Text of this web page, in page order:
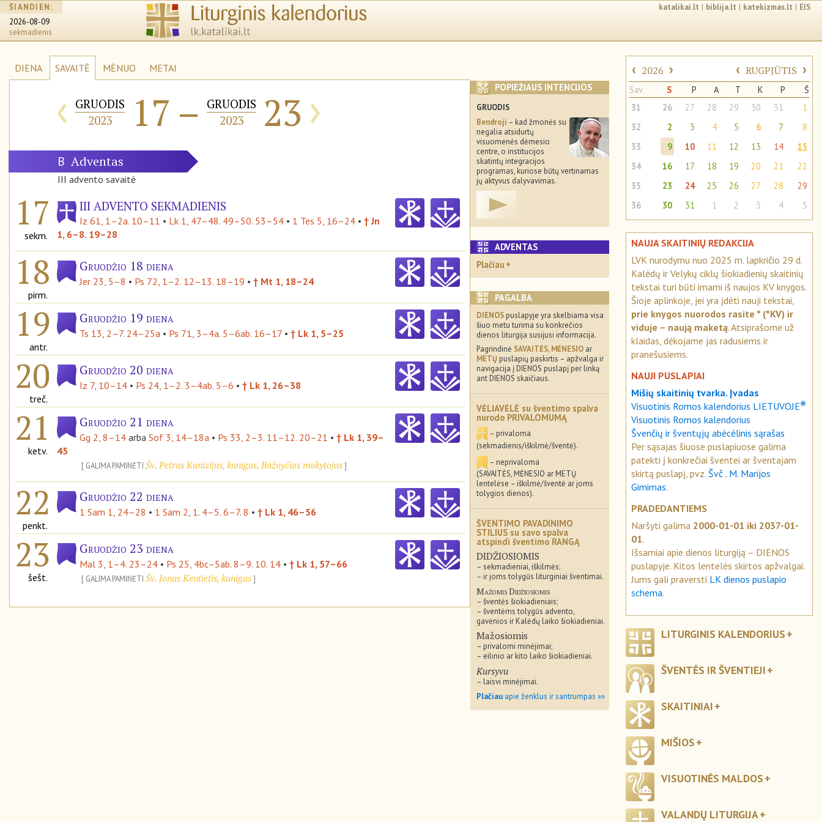
ŠIANDIEN:
2026-08-09
sekmadienis
katalikai.lt | biblija.lt | katekizmas.lt | EIS
DIENA SAVAITĖ MĖNUO METAI
‹ GRUODIS
2023
17 –
GRUODIS
2023
23 ›
B Adventas
III advento savaitė
17
sekm.
III ADVENTO SEKMADIENIS
Iz 61, 1–2a. 10–11 • Lk 1, 47–48. 49–50. 53–54 • 1 Tes 5, 16–24 • † Jn
1, 6–8. 19–28
18
pirm.
Gruodžio 18 diena
Jer 23, 5–8 • Ps 72, 1–2. 12–13. 18–19 • † Mt 1, 18–24
19
antr.
Gruodžio 19 diena
Ts 13, 2–7. 24–25a • Ps 71, 3–4a. 5–6ab. 16–17 • † Lk 1, 5–25
20
treč.
Gruodžio 20 diena
Iz 7, 10–14 • Ps 24, 1–2. 3–4ab. 5–6 • † Lk 1, 26–38
21
ketv.
Gruodžio 21 diena
Gg 2, 8–14 arba Sof 3, 14–18a • Ps 33, 2–3. 11–12. 20–21 • † Lk 1, 39–
45
GALIMA PAMINĖTI Šv. Petras Kanizijus, kunigas, Bažnyčios mokytojas
22
penkt.
Gruodžio 22 diena
1 Sam 1, 24–28 • 1 Sam 2, 1. 4–5. 6–7. 8 • † Lk 1, 46–56
23
šešt.
Gruodžio 23 diena
Mal 3, 1–4. 23–24 • Ps 25, 4bc–5ab. 8–9. 10. 14 • † Lk 1, 57–66
GALIMA PAMINĖTI Šv. Jonas Kentietis, kunigas
POPIEŽIAUS INTENCIJOS
GRUODIS
Bendroji – kad žmonės su
negalia atsidurtų
visuomenės dėmesio
centre, o institucijos
skatintų integracijos
programas, kuriose būtų vertinamas
jų aktyvus dalyvavimas.
ADVENTAS
Plačiau
PAGALBA
DIENOS puslapyje yra skelbiama visa
šiuo metu turima su konkrečios
dienos liturgija susijusi informacija.
Pagrindinė SAVAITĖS, MĖNESIO ar
METŲ puslapių paskirtis – apžvalga ir
navigacija į DIENOS puslapį per linką
ant DIENOS skaičiaus.
VĖLIAVĖLĖ su šventimo spalva
nurodo PRIVALOMUMĄ
– privaloma
(sekmadienis/iškilmė/šventė).
– neprivaloma
(SAVAITĖS, MĖNESIO ar METŲ
lentelėse – iškilmė/šventė ar joms
tolygios dienos).
ŠVENTIMO PAVADINIMO
STILIUS su savo spalva
atspindi šventimo RANGĄ
DIDŽIOSIOMIS
– sekmadieniai, iškilmės;
– ir joms tolygūs liturginiai šventimai.
Mažomis Didžiosiomis
– šventės šiokiadieniais;
– šventėms tolygūs advento,
gavėnios ir Kalėdų laiko šiokiadieniai.
Mažosiomis
– privalomi minėjimai;
– eilinio ar kito laiko šiokiadieniai.
Kursyvu
– laisvi minėjimai.
Plačiau apie ženklus ir santrumpas »»
‹ 2026 › ‹ RUGPJŪTIS ›
Sav. S P A T K P
Š
31
26 27 28 29 30 31
1
32
2 3 4 5 6 7
8
33
9 10 11 12 13 14
15
34
16 17 18 19 20 21
22
35
23 24 25 26 27 28
29
36
30 31 1 2 3 4 5
NAUJA SKAITINIŲ REDAKCIJA
LVK nurodymu nuo 2025 m. lapkričio 29 d.
Kalėdų ir Velykų ciklų šiokiadienių skaitinių
tekstai turi būti imami iš naujos KV knygos.
Šioje aplinkoje, jei yra įdėti nauji tekstai,
prie knygos nuorodos rasite * (*KV) ir
viduje – naują maketą. Atsiprašome už
klaidas, dėkojame jas radusiems ir
pranešusiems.
NAUJI PUSLAPIAI
Mišių skaitinių tvarka. Įvadas
Visuotinis Romos kalendorius LIETUVOJE❋
Visuotinis Romos kalendorius
Švenčių ir šventųjų abėcėlinis sąrašas
Per sąsajas šiuose puslapiuose galima
patekti į konkrečiai šventei ar šventajam
skirtą puslapį, pvz. Švč . M. Marijos
Gimimas.
PRADEDANTIEMS
Naršyti galima 2000-01-01 iki 2037-01-
01.
Išsamiai apie dienos liturgiją – DIENOS
puslapyje. Kitos lentelės skirtos apžvalgai.
Jums gali praversti LK dienos puslapio
schema.
LITURGINIS KALENDORIUS
ŠVENTĖS IR ŠVENTIEJI
SKAITINIAI
MIŠIOS
VISUOTINĖS MALDOS
VALANDŲ LITURGIJA